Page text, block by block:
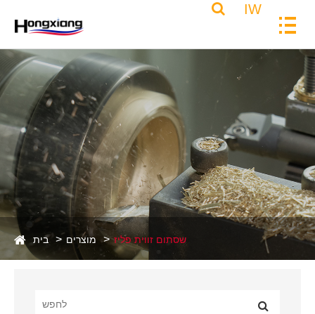
IW
בית מוצרים שסתום זווית פליז